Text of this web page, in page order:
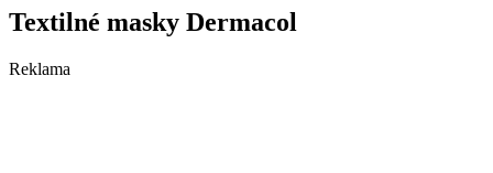
Textilné masky Dermacol
Reklama